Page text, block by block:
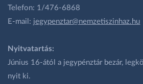
Telefon: 1/476-6868
E-mail: jegypenztar@nemzetiszinhaz.hu
Nyitvatartás:
Június 16-ától a jegypénztár bezár,
nyit ki.